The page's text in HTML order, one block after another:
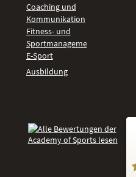
Coaching und
Kommunikation
Fitness- und
Sportmanagement
E-Sport
Ausbildung